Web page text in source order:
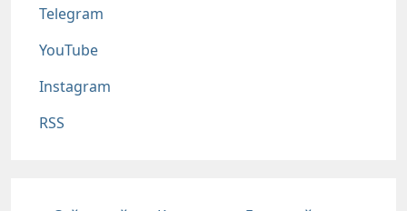
Telegram
YouTube
Instagram
RSS
Подвал